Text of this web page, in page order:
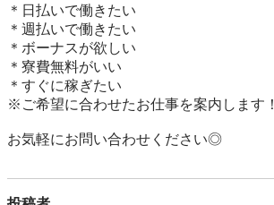
＊日払いで働きたい
＊週払いで働きたい
＊ボーナスが欲しい
＊寮費無料がいい
＊すぐに稼ぎたい
※ご希望に合わせたお仕事を案内します！
お気軽にお問い合わせください◎